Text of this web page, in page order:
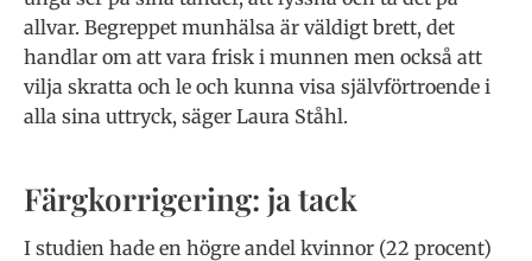
allvar. Begreppet munhälsa är väldigt brett, det
handlar om att vara frisk i munnen men också att
vilja skratta och le och kunna visa självförtroende i
alla sina uttryck, säger Laura Ståhl.
Färgkorrigering: ja tack
I studien hade en högre andel kvinnor (22 procent)